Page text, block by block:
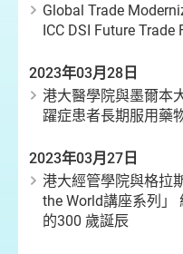
Global Trade
ICC DSI Future Trade
2023年03月28日
港大醫學院與墨爾本
躍症患者長期服用藥
2023年03月27日
港大經管學院與格拉
the World講座系列」
的300 歲誕辰